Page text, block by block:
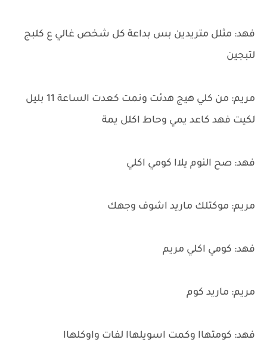
فهد: مثلل متريدين بس بداعة كل شخص غالي ع كلبج
لتبجين
مريم: من كلي هيج هدئت ونمت كعدت الساعة 11 بليل
لكيت فهد كاعد يمي وحاط اكلل يمة
فهد: صح النوم يلاا كومي اكلي
مريم: موكتلك ماريد اشوف وجهك
فهد: كومي اكلي مريم
مريم: ماريد كوم
فهد: كومتهاا وكمت اسويلهاا لفات واوكلهاا